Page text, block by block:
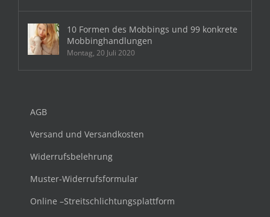
10 Formen des Mobbings und 99 konkrete
Mobbinghandlungen
Montag, 20 Juli 2020
AGB
Versand und Versandkosten
Widerrufsbelehrung
Muster-Widerrufsformular
Online –Streitschlichtungsplattform